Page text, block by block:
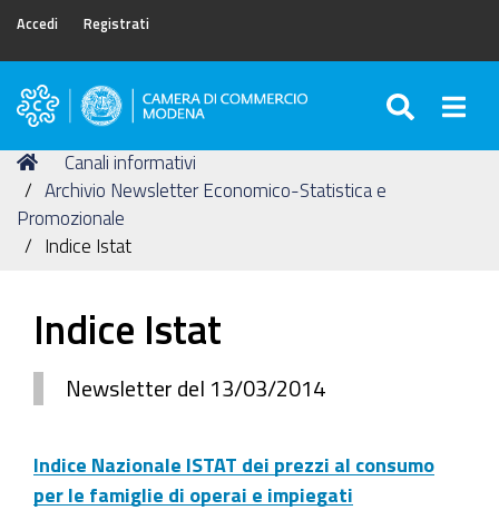
Accedi Registrati
Camera
Commercio
di
Modena
Tu
sei
qui:
Home
Canali informativi
Archivio Newsletter Economico-Statistica e
Promozionale
Indice Istat
Indice Istat
Newsletter del 13/03/2014
Indice Nazionale ISTAT dei prezzi al consumo
per le famiglie di operai e impiegati